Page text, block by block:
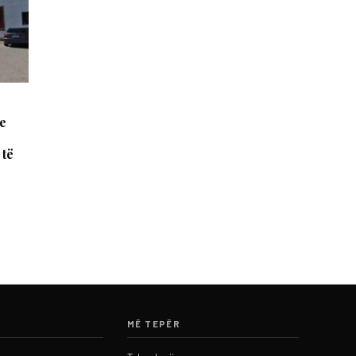
MË TEPËR